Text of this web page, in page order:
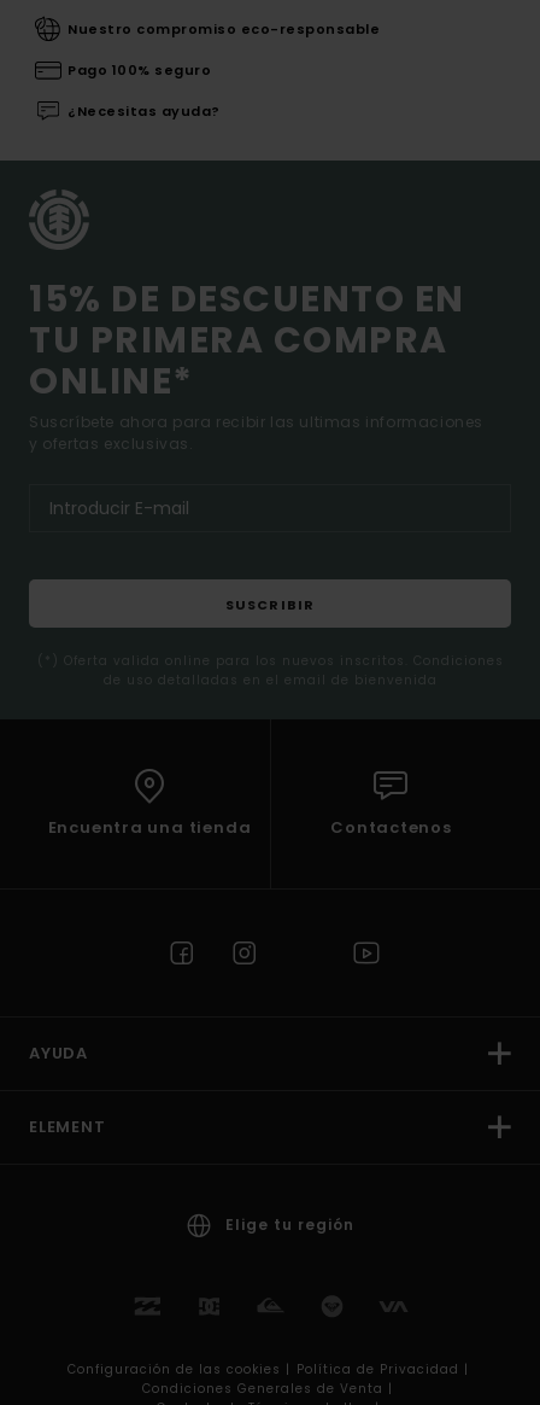
Nuestro compromiso eco-responsable
Pago 100% seguro
¿Necesitas ayuda?
15% DE DESCUENTO EN
TU PRIMERA COMPRA
ONLINE*
Suscríbete ahora para recibir las ultimas informaciones
y ofertas exclusivas.
SUSCRIBIR
(*) Oferta valida online para los nuevos inscritos. Condiciones
de uso detalladas en el email de bienvenida
Encuentra una tienda Contactenos
AYUDA
ELEMENT
Elige tu región
Configuración de las cookies | Política de Privacidad |
Condiciones Generales de Venta |